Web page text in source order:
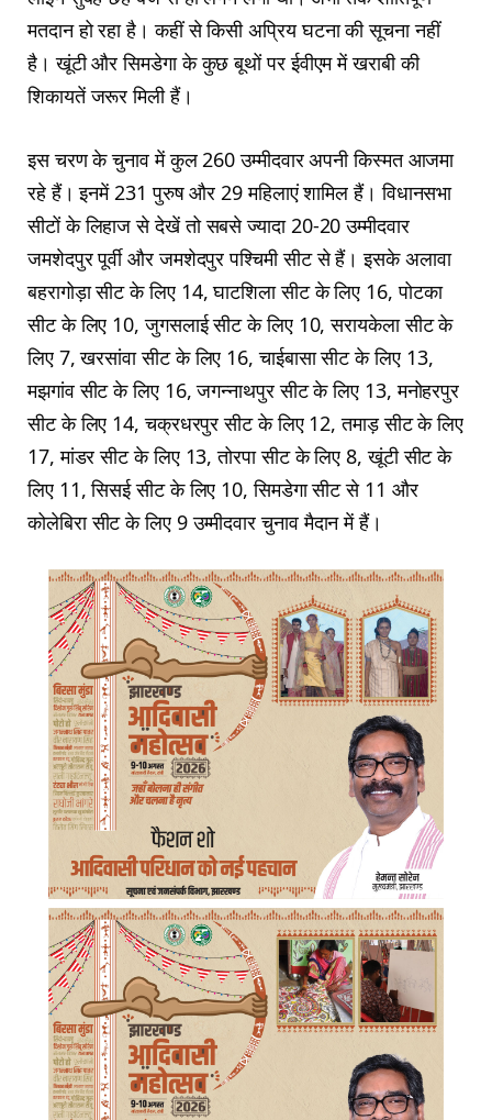
मतदान हो रहा है। कहीं से किसी अप्रिय घटना की सूचना नहीं
है। खूंटी और सिमडेगा के कुछ बूथों पर ईवीएम में खराबी की
शिकायतें जरूर मिली हैं।
इस चरण के चुनाव में कुल 260 उम्मीदवार अपनी किस्मत आजमा
रहे हैं। इनमें 231 पुरुष और 29 महिलाएं शामिल हैं। विधानसभा
सीटों के लिहाज से देखें तो सबसे ज्यादा 20-20 उम्मीदवार
जमशेदपुर पूर्वी और जमशेदपुर पश्चिमी सीट से हैं। इसके अलावा
बहरागोड़ा सीट के लिए 14, घाटशिला सीट के लिए 16, पोटका
सीट के लिए 10, जुगसलाई सीट के लिए 10, सरायकेला सीट के
लिए 7, खरसांवा सीट के लिए 16, चाईबासा सीट के लिए 13,
मझगांव सीट के लिए 16, जगन्नाथपुर सीट के लिए 13, मनोहरपुर
सीट के लिए 14, चक्रधरपुर सीट के लिए 12, तमाड़ सीट के लिए
17, मांडर सीट के लिए 13, तोरपा सीट के लिए 8, खूंटी सीट के
लिए 11, सिसई सीट के लिए 10, सिमडेगा सीट से 11 और
कोलेबिरा सीट के लिए 9 उम्मीदवार चुनाव मैदान में हैं।